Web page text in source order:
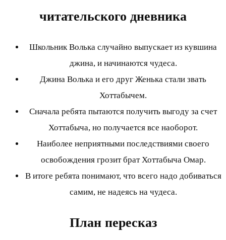
читательского дневника
Школьник Волька случайно выпускает из кувшина
джина, и начинаются чудеса.
Джина Волька и его друг Женька стали звать
Хоттабычем.
Сначала ребята пытаются получить выгоду за счет
Хоттабыча, но получается все наоборот.
Наиболее неприятными последствиями своего
освобождения грозит брат Хоттабыча Омар.
В итоге ребята понимают, что всего надо добиваться
самим, не надеясь на чудеса.
План пересказ